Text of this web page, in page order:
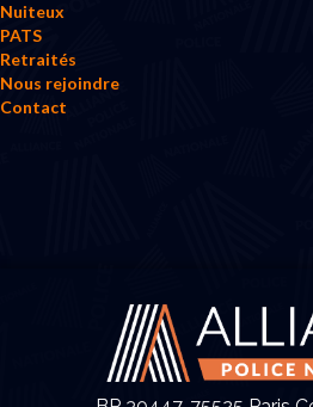
Nuiteux
PATS
Retraités
Nous rejoindre
Contact